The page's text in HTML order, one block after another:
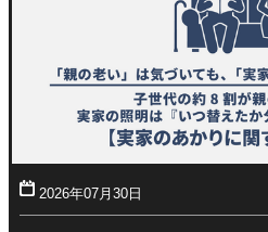
2026年07月30日